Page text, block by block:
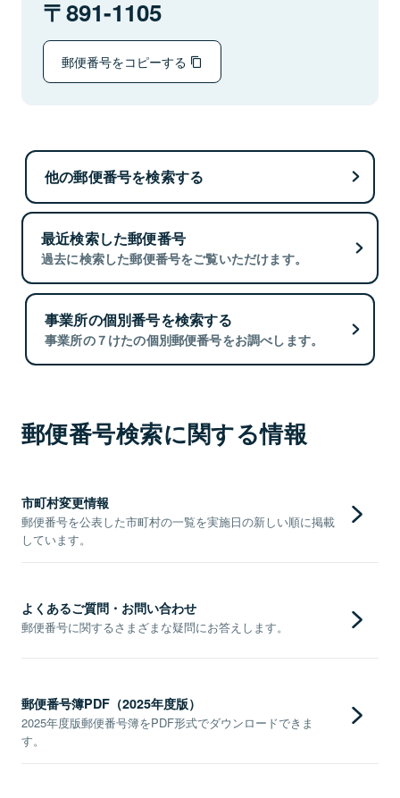
891-1105
郵便番号をコピーする
他の郵便番号を検索する
最近検索した郵便番号
過去に検索した郵便番号をご覧いただけます。
事業所の個別番号を検索する
事業所の７けたの個別郵便番号をお調べします。
郵便番号検索に関する情報
市町村変更情報
郵便番号を公表した市町村の一覧を実施日の新しい順に掲載
しています。
よくあるご質問・お問い合わせ
郵便番号に関するさまざまな疑問にお答えします。
郵便番号簿PDF（2025年度版）
2025年度版郵便番号簿をPDF形式でダウンロードできま
す。